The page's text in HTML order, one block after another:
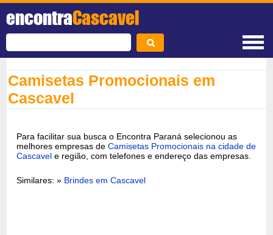
encontraCascavel
Camisetas Promocionais em
Cascavel
Para facilitar sua busca o Encontra Paraná selecionou as
melhores empresas deCamisetas Promocionais na cidade de
Cascavel e região, com telefones e endereço das empresas.
Similares: » Brindes em Cascavel